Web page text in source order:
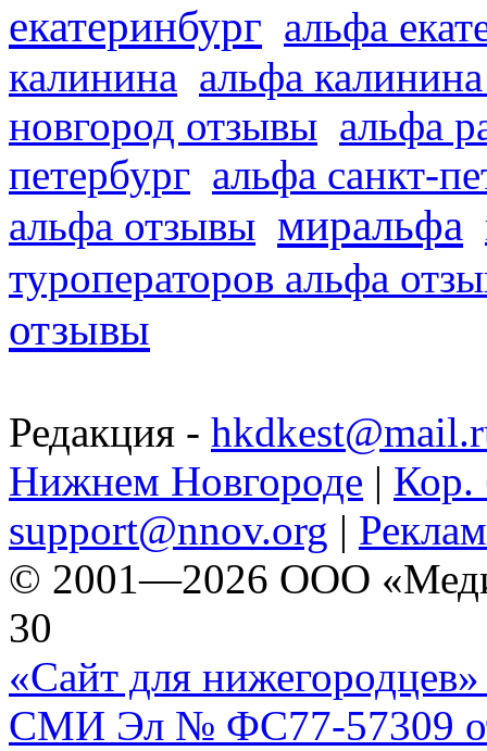
екатеринбург альфа
калинина альфа
новгород отзывы альфа
петербург альфа санкт-
альфа отзывы миральфа
туроператоров альфа
отзывы
Редакция -
Нижнем Новгороде | Кор.
support@nnov.org |
© 2001—2026 ООО
30
«Сайт для нижегородцев»
СМИ Эл № ФС77-57309